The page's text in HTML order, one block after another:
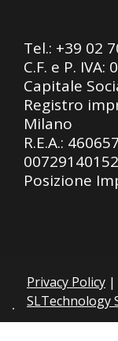
Tel.: +39 02
C.F. e P. IVA:
Capitale
Registro
Milano
R.E.A.:
00729140152
Posizione
Privacy Policy |
SLTechnology